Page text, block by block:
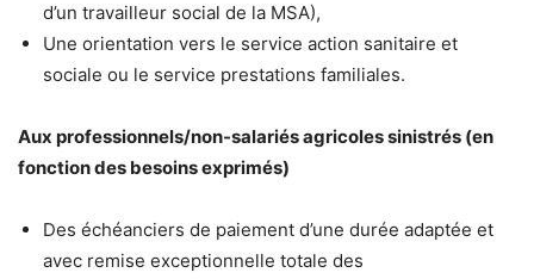
d’un travailleur social de la MSA),
Une orientation vers le service action sanitaire et
sociale ou le service prestations familiales.
Aux professionnels/non-salariés agricoles sinistrés (en
fonction des besoins exprimés)
Des échéanciers de paiement d’une durée adaptée et
avec remise exceptionnelle totale des